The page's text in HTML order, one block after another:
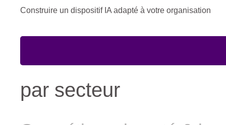
Construire un dispositif IA adapté à votre organisation
par secteur